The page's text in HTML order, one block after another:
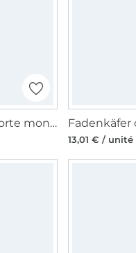
Patron mini porte monnaie pdf Carlo CreaResa, en allemand
13,01 € / unité